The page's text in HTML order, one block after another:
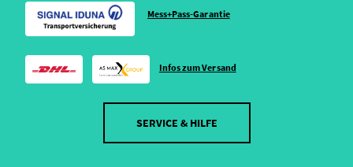
Mess+Pass-Garantie
Infos zum Versand
SERVICE & HILFE